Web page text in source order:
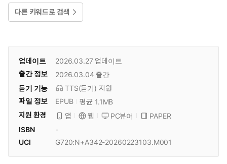
다른 키워드로 검색
업데이트 2026.03.27업데이트
출간 정보
2026.03.04 출간
듣기 기능
TTS(듣기) 지원
파일 정보
EPUB
평균 1.1MB
지원 환경
앱 웹 PC뷰어
PAPER
ISBN
-
UCI
G720:N+A342-20260223103.M001